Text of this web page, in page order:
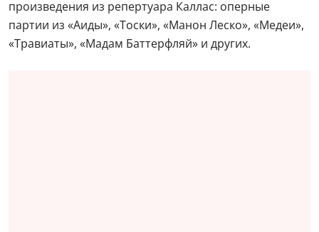
произведения из репертуара Каллас: оперные
партии из «Аиды», «Тоски», «Манон Леско», «Медеи»,
«Травиаты», «Мадам Баттерфляй» и других.